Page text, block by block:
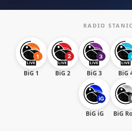
RADIO
BiG 1 BiG 2 BiG 3 BiG
BiG iG BiG